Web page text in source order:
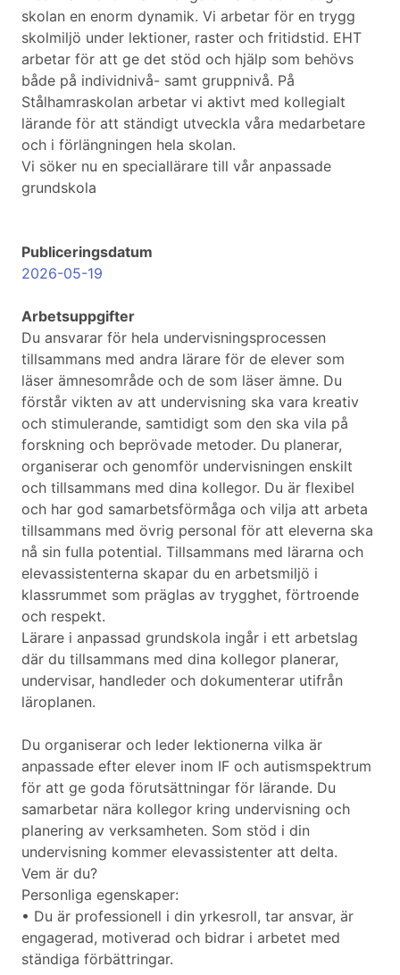
skolan en enorm dynamik. Vi arbetar för en trygg
skolmiljö under lektioner, raster och fritidstid. EHT
arbetar för att ge det stöd och hjälp som behövs
både på individnivå- samt gruppnivå. På
Stålhamraskolan arbetar vi aktivt med kollegialt
lärande för att ständigt utveckla våra medarbetare
och i förlängningen hela skolan.
Vi söker nu en speciallärare till vår anpassade
grundskola
Publiceringsdatum
2026-05-19
Arbetsuppgifter
Du ansvarar för hela undervisningsprocessen
tillsammans med andra lärare för de elever som
läser ämnesområde och de som läser ämne. Du
förstår vikten av att undervisning ska vara kreativ
och stimulerande, samtidigt som den ska vila på
forskning och beprövade metoder. Du planerar,
organiserar och genomför undervisningen enskilt
och tillsammans med dina kollegor. Du är flexibel
och har god samarbetsförmåga och vilja att arbeta
tillsammans med övrig personal för att eleverna ska
nå sin fulla potential. Tillsammans med lärarna och
elevassistenterna skapar du en arbetsmiljö i
klassrummet som präglas av trygghet, förtroende
och respekt.
Lärare i anpassad grundskola ingår i ett arbetslag
där du tillsammans med dina kollegor planerar,
undervisar, handleder och dokumenterar utifrån
läroplanen.
Du organiserar och leder lektionerna vilka är
anpassade efter elever inom IF och autismspektrum
för att ge goda förutsättningar för lärande. Du
samarbetar nära kollegor kring undervisning och
planering av verksamheten. Som stöd i din
undervisning kommer elevassistenter att delta.
Vem är du?
Personliga egenskaper:
• Du är professionell i din yrkesroll, tar ansvar, är
engagerad, motiverad och bidrar i arbetet med
ständiga förbättringar.